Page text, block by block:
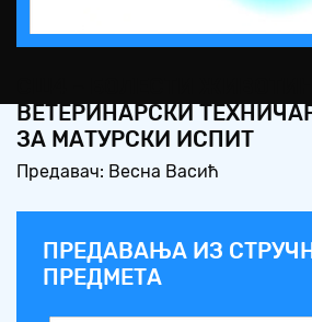
ВЕТЕРИНАРСКИ
ЗА МАТУРСКИ ИСПИТ
Предавач: Весна Васић
ПРЕДАВАЊА ИЗ
ПРЕДМЕТА